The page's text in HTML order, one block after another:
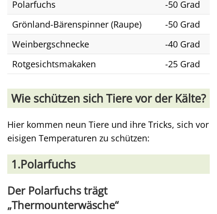
Polarfuchs
-50 Grad
Grönland-Bärenspinner (Raupe)
-50 Grad
Weinbergschnecke
-40 Grad
Rotgesichtsmakaken
-25 Grad
Wie schützen sich Tiere vor der Kälte?
Hier kommen neun Tiere und ihre Tricks, sich vor
eisigen Temperaturen zu schützen:
1.Polarfuchs
Der Polarfuchs trägt
„Thermounterwäsche“